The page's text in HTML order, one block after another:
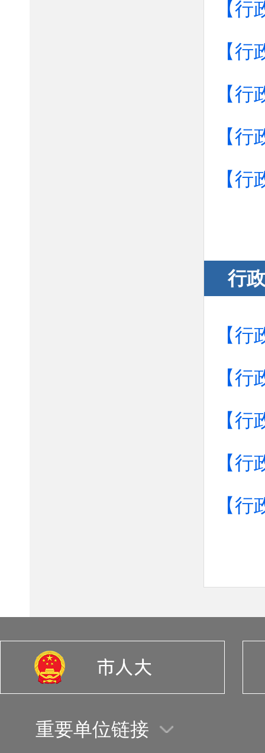
【
【
【
【
【
行
【
【
【
【
【
重要单位链接